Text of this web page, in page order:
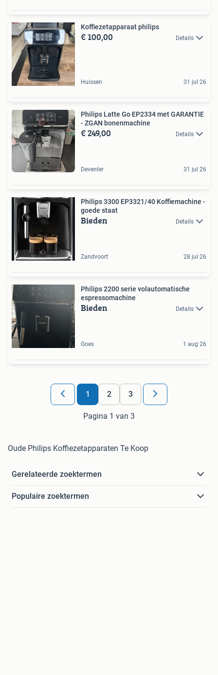
Koffiezetapparaat philips
€ 100,00 Details
Huissen 31 jul 26
Philips Latte Go EP2334 met GARANTIE
- ZGAN bonenmachine
€ 249,00 Details
Deventer 31 jul 26
Philips 3300 EP3321/40 Koffiemachine -
goede staat
Bieden Details
Zandvoort 28 jul 26
Philips 2200 serie volautomatische
espressomachine
Bieden Details
Goes 1 aug 26
1 2 3
Pagina 1 van 3
Oude Philips Koffiezetapparaten Te Koop
Gerelateerde zoektermen
Populaire zoektermen